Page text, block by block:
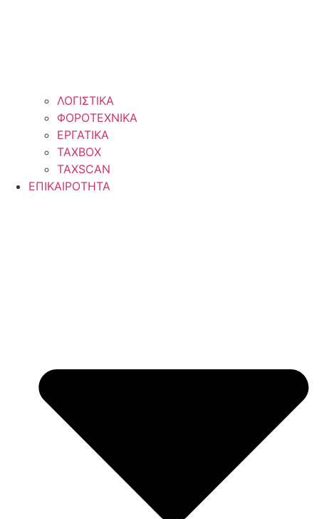
ΛΟΓΙΣΤΙΚΑ
ΦΟΡΟΤΕΧΝΙΚΑ
ΕΡΓΑΤΙΚΑ
TAXBOX
TAXSCAN
ΕΠΙΚΑΙΡΟΤΗΤΑ